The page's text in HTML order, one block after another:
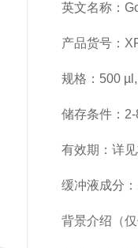
英文名称：
产品货号：
规格： 500
储存条件：
有效期：详
缓冲液成分：
背景介绍（